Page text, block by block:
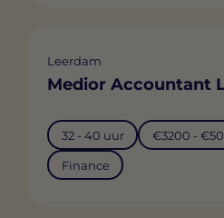
Leerdam
Medior Accountant
32 - 40 uur €3200 -
Finance